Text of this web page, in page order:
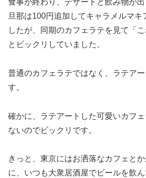
食事が終わり、デザートと飲み物が出
旦那は100円追加してキャラメルマキ
したが、同期のカフェラテを見て「こ
とビックリしていました。
普通のカフェラテではなく、ラテア
す。
確かに、ラテアートした可愛いカフ
ないのでビックリです。
きっと、東京にはお洒落なカフェと
に、いつも大衆居酒屋でビールを飲